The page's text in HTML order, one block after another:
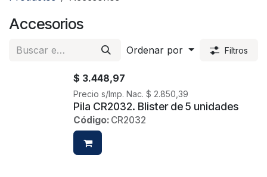
Accesorios
Ordenar por Filtros
Pila CR2032. Blister de 5 unidades
Código: CR2032
$ 3.448,97
Precio s/Imp. Nac. $ 2.850,39